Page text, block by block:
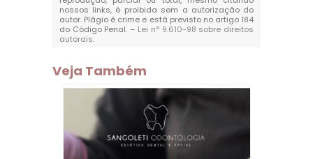
nossos links, é proibida sem a autorização do
autor. Plágio é crime e está previsto no artigo 184
do Código Penal. – Lei n° 9.610-98 sobre direitos
autorais.
Veja Também